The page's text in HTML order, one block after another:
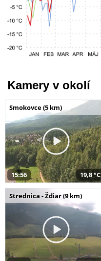
Kamery v okolí
Smokovce (5 km)
15:56 19,8 °C
Strednica - Ždiar (9 km)